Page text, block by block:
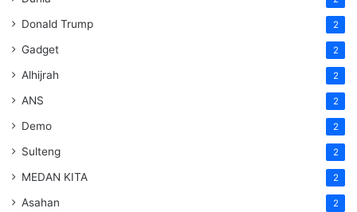
Donald Trump 2
Gadget 2
Alhijrah 2
ANS 2
Demo 2
Sulteng 2
MEDAN KITA 2
Asahan 2